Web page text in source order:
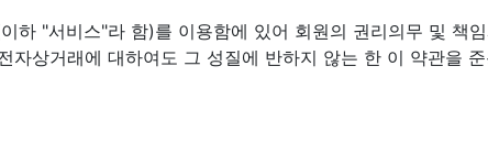
하 "서비스"라 함)를 이용함에 있어 회원의 권리의무 및 책
상거래에 대하여도 그 성질에 반하지 않는 한 이 약관을 준